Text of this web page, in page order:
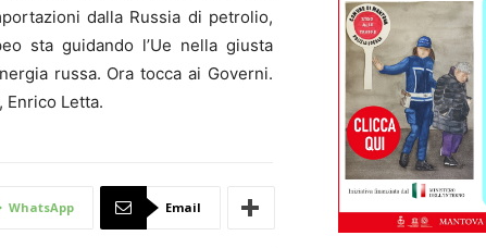
dalla Russia di petrolio,
sta guidando l’Ue nella giusta
russa. Ora tocca ai Governi.
Letta.
WhatsApp Email